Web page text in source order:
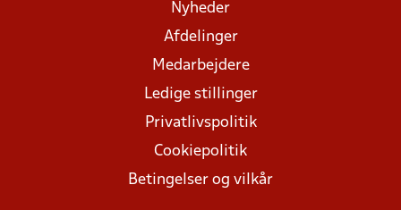
Nyheder
Afdelinger
Medarbejdere
Ledige stillinger
Privatlivspolitik
Cookiepolitik
Betingelser og vilkår